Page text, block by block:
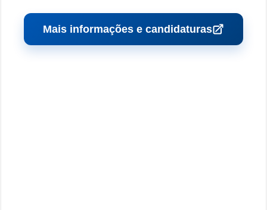
Mais informações e candidaturas